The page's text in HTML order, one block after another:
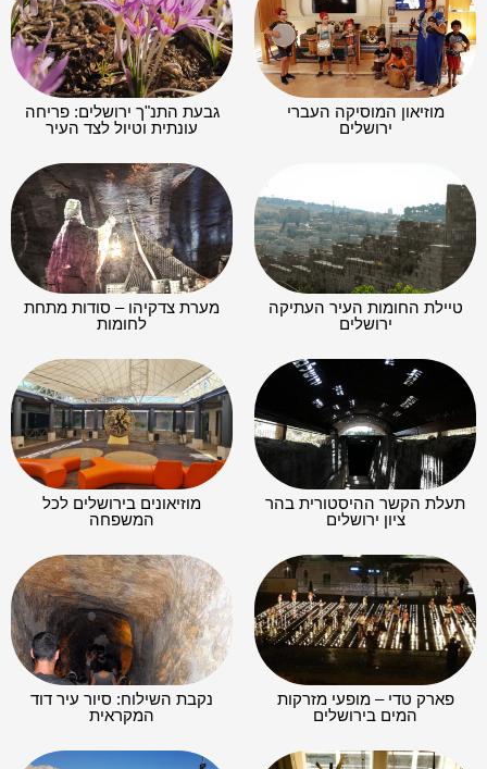
מוזיאון המוסיקה העברי
ירושלים
גבעת התנ"ך ירושלים: פריחה
עונתית וטיול לצד העיר
טיילת החומות העיר העתיקה
ירושלים
מערת צדקיהו – סודות מתחת
לחומות
תעלת הקשר ההיסטורית בהר
ציון ירושלים
מוזיאונים בירושלים לכל
המשפחה
פארק טדי – מופעי מזרקות
המים בירושלים
נקבת השילוח: סיור עיר דוד
המקראית